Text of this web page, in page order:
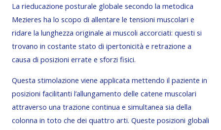
La rieducazione posturale globale secondo la metodica
Mezieres ha lo scopo di allentare le tensioni muscolari e
ridare la lunghezza originale ai muscoli accorciati: questi si
trovano in costante stato di ipertonicità e retrazione a
causa di posizioni errate e sforzi fisici.
Questa stimolazione viene applicata mettendo il paziente in
posizioni facilitanti l’allungamento delle catene muscolari
attraverso una trazione continua e simultanea sia della
colonna in toto che dei quattro arti. Queste posizioni globali